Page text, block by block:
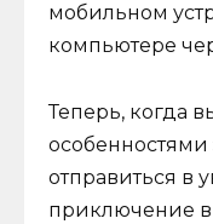
мобильном
компьютере
Теперь, когда
особенностями
отправиться в
приключение